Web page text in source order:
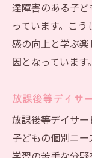
達障害のある子
っています。こ
感の向上と学ぶ
因となっています。
放課後等デイサ
放課後等デイサー
子どもの個別ニー